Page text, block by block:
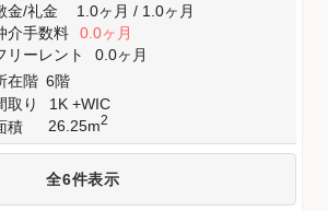
金/礼金 1.0ヶ月/ 1.0ヶ月
介手数料
0.0ヶ月
リーレント
0.0ヶ月
在階 6階
取り
1K +WIC
積
26.25m2
全6件表示